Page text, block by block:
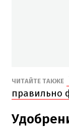
ЧИТАЙТЕ ТАКЖЕ
правильно